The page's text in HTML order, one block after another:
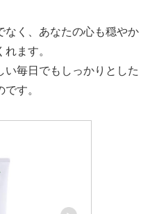
なく、あなたの心も穏やか
ます。
い毎日でもしっかりとした
す。